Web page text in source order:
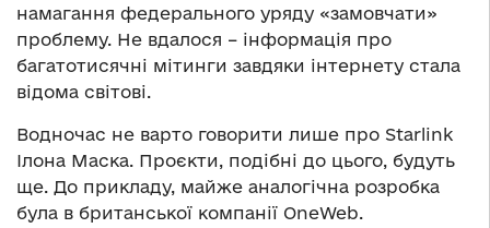
намагання федерального уряду «замовчати»
проблему. Не вдалося – інформація про
багатотисячні мітинги завдяки інтернету стала
відома світові.
Водночас не варто говорити лише про Starlink
Ілона Маска. Проєкти, подібні до цього, будуть
ще. До прикладу, майже аналогічна розробка
була в британської компанії OneWeb.